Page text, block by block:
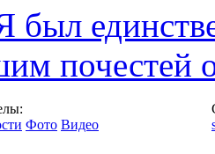
был
почестей
Фото Видео